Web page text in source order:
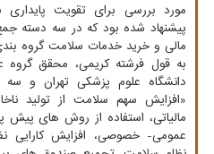
مورد بررسی برای تقویت پایداری
پیشنهاد شده بود که در سه دسته
مالی و خرید خدمات سلامت گروه
به قول فرشته کریمی، محقق گروه
دانشگاه علوم پزشکی تهران و
«افزایش سهم سلامت از تولید
مالیاتی، استفاده از روش های
عمومی- خصوصی، افزایش کارایی